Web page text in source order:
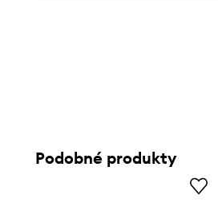
Podobné produkty